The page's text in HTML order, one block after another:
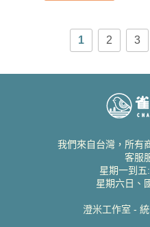
1 2 3
我們來自台灣，所有
客服
星期一到
星期六日、
澄米工作室 -